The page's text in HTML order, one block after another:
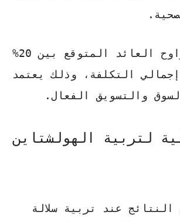
يمكن أن يتراوح العائد المتوقع بين 20%
من إجمالي التكلفة، وذلك يعتمد
والتسويق الفعال.
لتربية الهولشتاين
عند تربية سلالة